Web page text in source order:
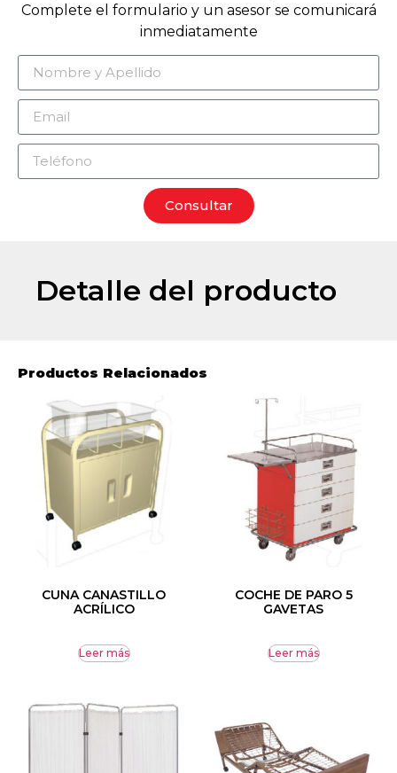
Complete el formulario y un asesor se comunicará
inmediatamente
Consultar
Detalle del producto
Productos Relacionados
CUNA CANASTILLO
ACRÍLICO
Leer más
COCHE DE PARO 5
GAVETAS
Leer más